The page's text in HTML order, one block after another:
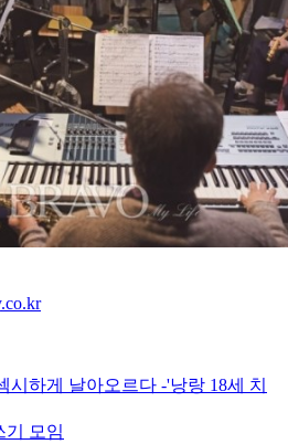
시하게 날아오르다 -'낭랑 18세 치
기 모임